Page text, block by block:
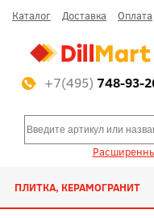
Каталог Доставка Оплата
+7(495) 748-93-
ПЛИТКА, КЕРАМОГРАНИТ